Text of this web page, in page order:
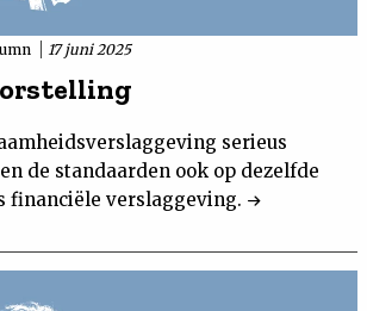
17 juni 2025
serieus
de standaarden ook op dezelfde
financiële verslaggeving.